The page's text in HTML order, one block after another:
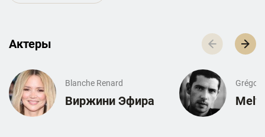
Актеры
Blanche Renard
Виржини Эфира